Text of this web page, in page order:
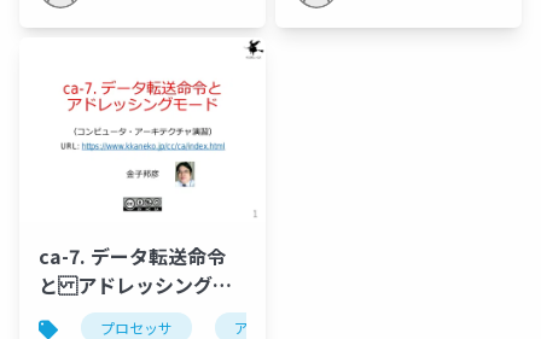
ca-7. データ転送命令
と アドレッシングモ
ード
プロセッサ アセンブリ言語